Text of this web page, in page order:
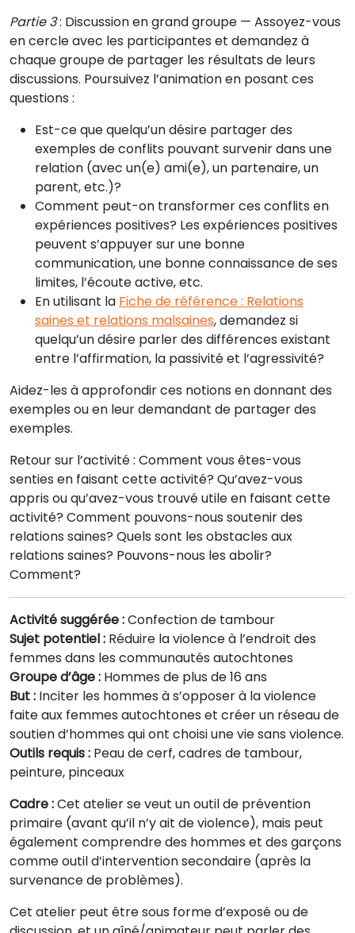
Partie 3: Discussion en grand groupe — Assoyez-vous
en cercle avec les participantes et demandez à
chaque groupe de partager les résultats de leurs
discussions. Poursuivez l’animation en posant ces
questions :
Est-ce que quelqu’un désire partager des
exemples de conflits pouvant survenir dans une
relation (avec un(e) ami(e), un partenaire, un
parent, etc.)?
Comment peut-on transformer ces conflits en
expériences positives? Les expériences positives
peuvent s’appuyer sur une bonne
communication, une bonne connaissance de ses
limites, l’écoute active, etc.
En utilisant la Fiche de référence : Relations
saines et relations malsaines, demandez si
quelqu’un désire parler des différences existant
entre l’affirmation, la passivité et l’agressivité?
Aidez-les à approfondir ces notions en donnant des
exemples ou en leur demandant de partager des
exemples.
Retour sur l’activité : Comment vous êtes-vous
senties en faisant cette activité? Qu’avez-vous
appris ou qu’avez-vous trouvé utile en faisant cette
activité? Comment pouvons-nous soutenir des
relations saines? Quels sont les obstacles aux
relations saines? Pouvons-nous les abolir?
Comment?
Activité suggérée :Confection de tambour
Sujet potentiel : Réduire la violence à l’endroit des
femmes dans les communautés autochtones
Groupe d’âge : Hommes de plus de 16 ans
But : Inciter les hommes à s’opposer à la violence
faite aux femmes autochtones et créer un réseau de
soutien d’hommes qui ont choisi une vie sans violence.
Outils requis : Peau de cerf, cadres de tambour,
peinture, pinceaux
Cadre :Cet atelier se veut un outil de prévention
primaire (avant qu’il n’y ait de violence), mais peut
également comprendre des hommes et des garçons
comme outil d’intervention secondaire (après la
survenance de problèmes).
Cet atelier peut être sous forme d’exposé ou de